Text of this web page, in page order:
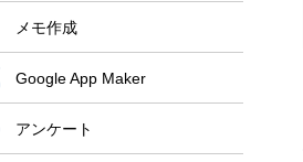
メモ作成
Google App Maker
アンケート